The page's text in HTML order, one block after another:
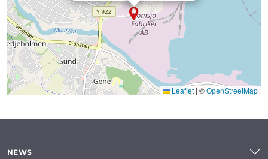
Leaflet | ©OpenStreetMap
NEWS